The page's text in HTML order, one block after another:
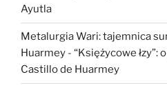
Ayutla
Metalurgia Wari: tajemnica
Huarmey - “Księżycowe łzy”:
Castillo de Huarmey